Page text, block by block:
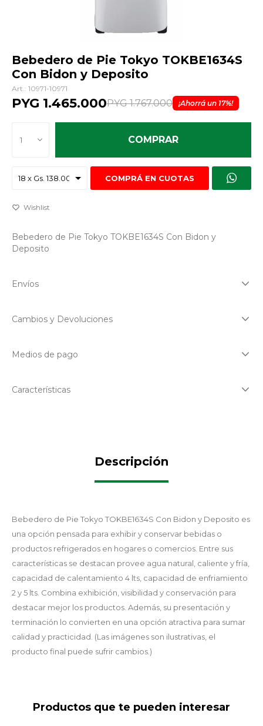
Bebedero de Pie Tokyo TOKBE1634S
Con Bidon y Deposito
10971-10971
PYG 1.465.000PYG 1.767.000 17
1 COMPRAR
COMPRÁ EN CUOTAS
Bebedero de Pie Tokyo TOKBE1634S Con Bidon y
Deposito
Envíos
Cambios y Devoluciones
Medios de pago
Características
Descripción
Bebedero de Pie Tokyo TOKBE1634S Con Bidon y Deposito es
una opción pensada para exhibir y conservar bebidas o
productos refrigerados en hogares o comercios. Entre sus
características se destacan provee agua natural, caliente y fría,
capacidad de calentamiento 4 lts, capacidad de enfriamiento
2 y 5 lts. Combina exhibición, visibilidad y conservación para
destacar mejor los productos. Además, su presentación y
terminación lo convierten en una opción atractiva para sumar
calidad y practicidad. (Las imágenes son ilustrativas, el
producto final puede sufrir cambios.)
Productos que te pueden interesar